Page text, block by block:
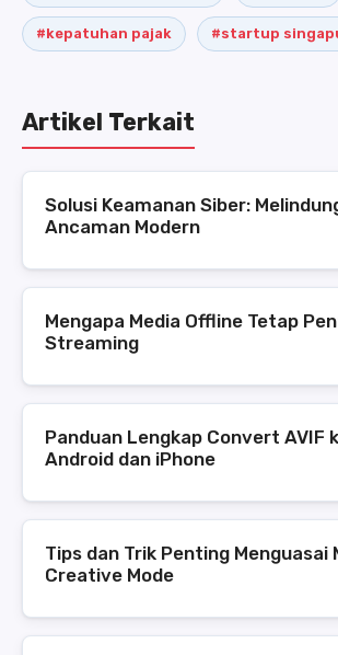
#kepatuhan pajak #startup
Artikel Terkait
Solusi Keamanan Siber:
Ancaman Modern
Mengapa Media Offline Tetap
Streaming
Panduan Lengkap Convert AVIF
Android dan iPhone
Tips dan Trik Penting
Creative Mode